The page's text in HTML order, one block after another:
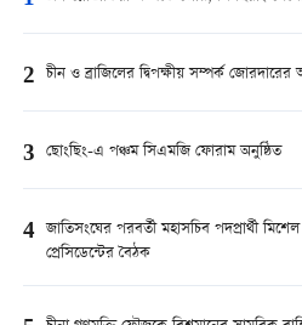
2 চীন ও ব্রাজিলের দ্বিপক্ষীয় সম্পর্ক
3 ছোংছিং-এ পঞ্চম সিএমজি ফোরাম অনুষ্ঠিত
4 জাতিসংঘের পরবর্তী মহাসচিব পদপ্রার্থী
প্রেসিডেন্টের বৈঠক